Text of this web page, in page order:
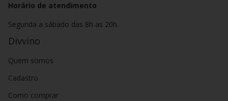
Horário de atendimento
Segunda a sábado das 8h as 20h.
Divvino
Quem somos
Cadastro
Como comprar